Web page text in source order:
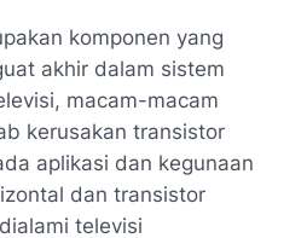
komponen yang
akhir dalam sistem
macam-macam
kerusakan transistor
aplikasi dan kegunaan
dan transistor
televisi